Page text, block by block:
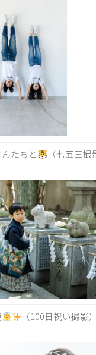
たちと
（七五三撮
（100日祝い撮影）